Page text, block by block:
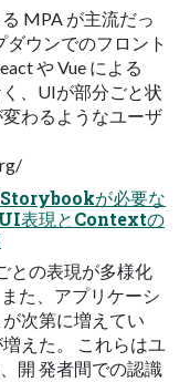
MPA が主流だっ
ダウンでのフロント
や Vue による
、UIが部分ごと状
わるようなユーザ
Storybookが必要な
表現とContextの
との表現が多様化
た、アプリケーシ
次第に増えてい
えた。 これらはユ
開 発者間での認識